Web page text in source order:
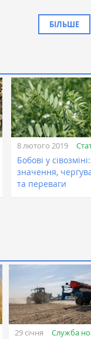
БІЛЬШЕ
8 лютого 2019
Бобові у сівозміні:
значення,
та переваги
29 січня Служба